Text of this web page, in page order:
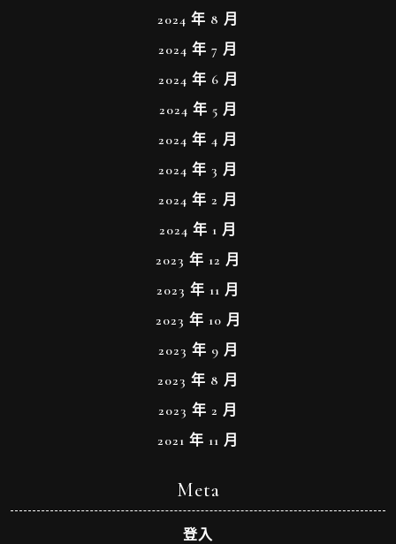
2024 年 8 月
2024 年 7 月
2024 年 6 月
2024 年 5 月
2024 年 4 月
2024 年 3 月
2024 年 2 月
2024 年 1 月
2023 年 12 月
2023 年 11 月
2023 年 10 月
2023 年 9 月
2023 年 8 月
2023 年 2 月
2021 年 11 月
Meta
登入